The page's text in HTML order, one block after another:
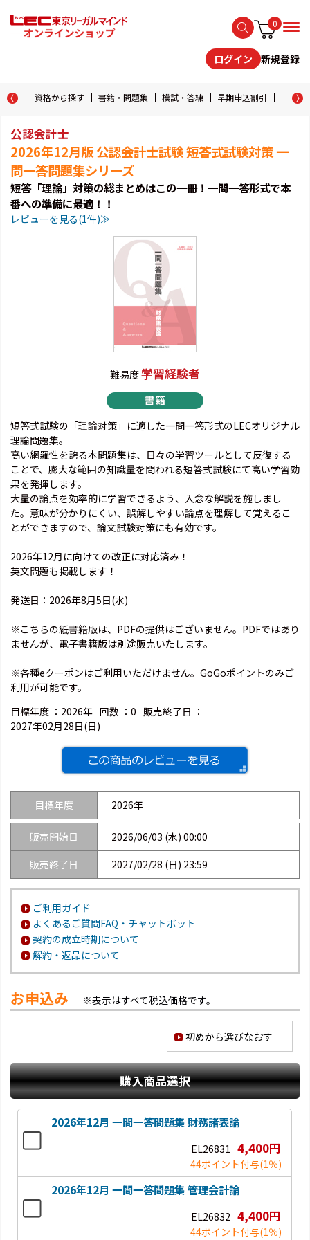
0
ログイン 新規登録
資格から探す 書籍・問題集 模試・答練 早期申込割引 おため
公認会計士
2026年12月版 公認会計士試験 短答式試験対策 一
問一答問題集シリーズ
短答「理論」対策の総まとめはこの一冊！一問一答形式で本
番への準備に最適！！
レビューを見る(1件)≫
難易度学習経験者
短答式試験の「理論対策」に適した一問一答形式のLECオリジナル
理論問題集。
高い網羅性を誇る本問題集は、日々の学習ツールとして反復する
ことで、膨大な範囲の知識量を問われる短答式試験にて高い学習効
果を発揮します。
大量の論点を効率的に学習できるよう、入念な解説を施しまし
た。意味が分かりにくい、誤解しやすい論点を理解して覚えるこ
とができますので、論文試験対策にも有効です。
2026年12月に向けての改正に対応済み！
英文問題も掲載します！
発送日：2026年8月5日(水)
※こちらの紙書籍版は、PDFの提供はございません。PDFではあり
ませんが、電子書籍版は別途販売いたします。
※各種eクーポンはご利用いただけません。GoGoポイントのみご
利用が可能です。
目標年度 ： 2026年 回数 ： 0 販売終了日 ：
2027年02月28日(日)
目標年度 2026年
販売開始日
2026/06/03 (水) 00:00
販売終了日
2027/02/28 (日) 23:59
ご利用ガイド
よくあるご質問FAQ・チャットボット
契約の成立時期について
解約・返品について
お申込み ※表示はすべて税込価格です。
初めから選びなおす
購入商品選択
2026年12月 一問一答問題集 財務諸表論
EL26831 4,400円
44ポイント付与(1％)
2026年12月 一問一答問題集 管理会計論
EL26832 4,400円
44ポイント付与(1％)